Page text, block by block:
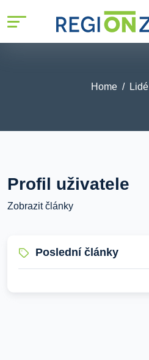
Home Lidé
Profil uživatele
Zobrazit články
Poslední články